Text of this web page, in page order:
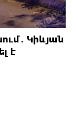
Կիևյան
է